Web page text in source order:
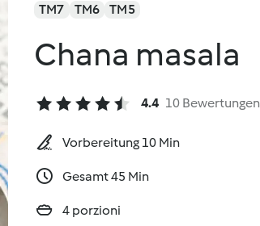
TM7 TM6 TM5
Chana masala
4.4 10 Bewertungen
Vorbereitung 10 Min
Gesamt 45 Min
4 porzioni